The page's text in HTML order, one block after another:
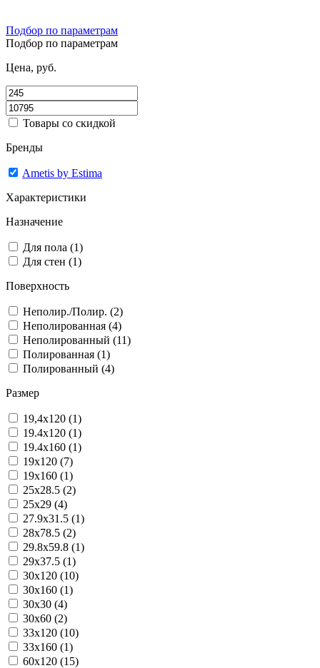
Подбор по параметрам
Подбор по параметрам
Цена, руб.
Товары со скидкой
Бренды
Ametis by Estima
Характеристики
Назначение
Для пола (1)
Для стен (1)
Поверхность
Неполир./Полир. (2)
Неполированная (4)
Неполированный (11)
Полированная (1)
Полированный (4)
Размер
19,4x120 (1)
19.4x120 (1)
19.4x160 (1)
19x120 (7)
19x160 (1)
25x28.5 (2)
25x29 (4)
27.9x31.5 (1)
28x78.5 (2)
29.8x59.8 (1)
29x37.5 (1)
30x120 (10)
30x160 (1)
30x30 (4)
30x60 (2)
33x120 (10)
33x160 (1)
60x120 (15)